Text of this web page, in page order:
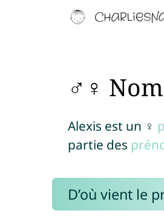
♂♀
Alexis est un ♀
partie des
D’où vient le